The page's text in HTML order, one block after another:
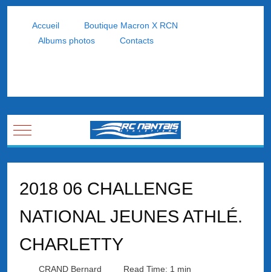
Accueil
Boutique Macron X RCN
Albums photos
Contacts
Mobile Menu Toggle
2018 06 CHALLENGE
NATIONAL JEUNES ATHLÉ.
CHARLETTY
CRAND Bernard
Read Time: 1 min